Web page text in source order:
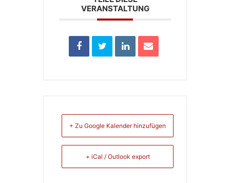
VERANSTALTUNG
+ Zu Google Kalender hinzufügen
+ iCal / Outlook export